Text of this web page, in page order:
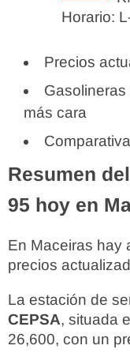
Horario:
Precios
más cara
Resumen
95 hoy en
En Maceiras hay
precios
La estación de
CEPSA, situada
26,600, con un